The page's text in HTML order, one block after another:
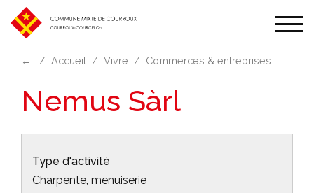
← Accueil Vivre Commerces & entreprises
Nemus Sàrl
Type d'activité
Charpente, menuiserie